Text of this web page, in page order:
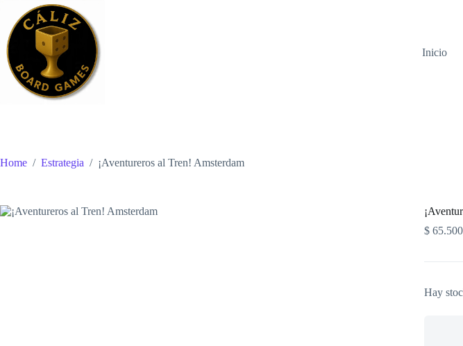
content
Inicio
Home / Estrategia / ¡Aventureros al Tren! Amsterdam
$
Hay